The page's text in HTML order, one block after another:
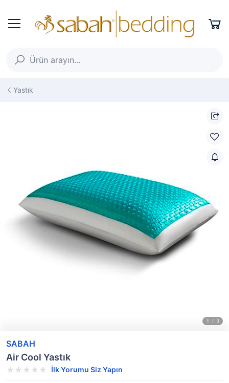
Yastık
SABAH
Air Cool Yastık
İlk Yorumu Siz Yapın